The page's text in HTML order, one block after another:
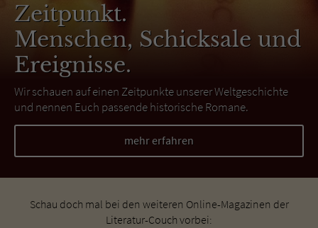
Zeitpunkt.
Menschen, Schicksale und
Ereignisse.
Wir schauen auf einen Zeitpunkte unserer Weltgeschichte
und nennen Euch passende historische Romane.
mehr erfahren
Schau doch mal bei den weiteren Online-Magazinen der
Literatur-Couch vorbei: